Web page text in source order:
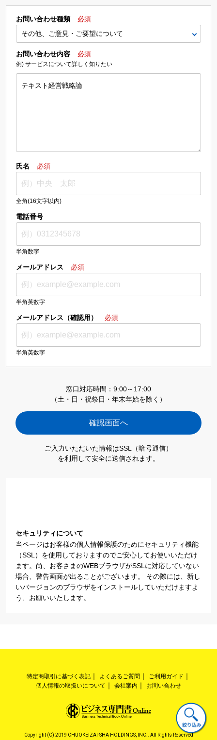
お問い合わせ種類 必須
お問い合わせ内容 必須
例) サービスについて詳しく知りたい
氏名 必須
全角(16文字以内)
電話番号
半角数字
メールアドレス 必須
半角英数字
メールアドレス（確認用） 必須
半角英数字
窓口対応時間：9:00～17:00
（土・日・祝祭日・年末年始を除く）
ご入力いただいた情報はSSL（暗号通信）
を利用して安全に送信されます。
セキュリティについて
当ページはお客様の個人情報保護のためにセキュリティ機能
（SSL）を使用しておりますのでご安心してお使いいただけ
ます。尚、お客さまのWEBブラウザがSSLに対応していない
場合、警告画面が出ることがございます。 その際には、新し
いバージョンのブラウザをインストールしていただけますよ
う、お願いいたします。
特定商取引に基づく表記 よくあるご質問
ご利用ガイド
個人情報の取扱いについて
会社案内 お問い合わせ
Copyright (C) 2019 CHUOKEIZAI-SHA HOLDINGS, INC.. All Rights Reserved